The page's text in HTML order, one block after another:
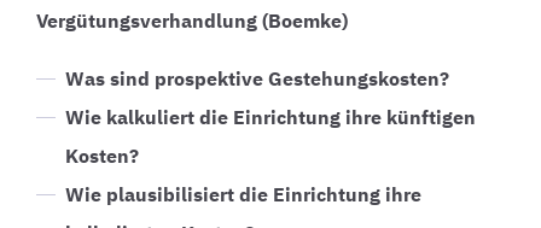
Vergütungsverhandlung (Boemke)
Was sind prospektive Gestehungskosten?
Wie kalkuliert die Einrichtung ihre künftigen
Kosten?
Wie plausibilisiert die Einrichtung ihre